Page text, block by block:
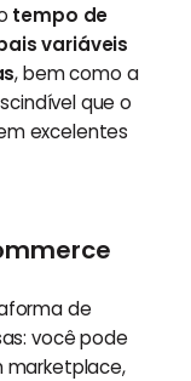
tempo de
variáveis
, bem como a
que o
excelentes
de
você pode
marketplace,